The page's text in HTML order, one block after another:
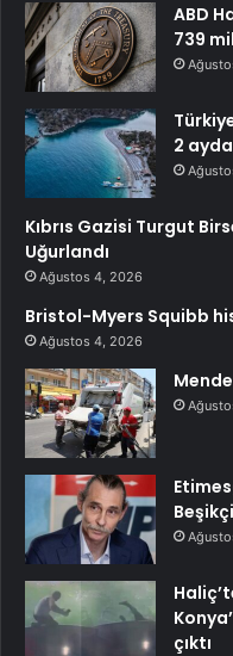
ABD
739
2
Kıbrıs Gazisi Turgut
Uğurlandı
Ağustos 4, 2026
Bristol-Myers Squibb
Ağustos 4, 2026
çıktı